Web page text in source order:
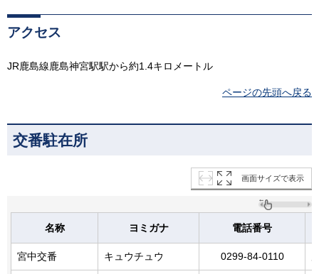
アクセス
JR鹿島線鹿島神宮駅駅から約1.4キロメートル
ページの先頭へ戻る
交番駐在所
画面サイズで表示
名称 ヨミガナ 電話番号
宮中交番 キュウチュウ 0299-84-0110